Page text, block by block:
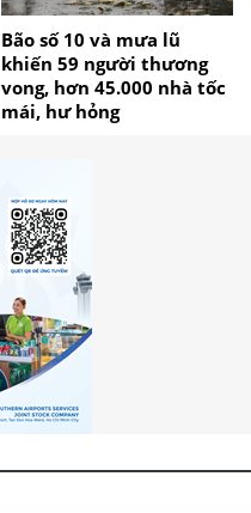
Bão số 10 và mưa lũ
khiến 59 người thương
vong, hơn 45.000 nhà tốc
mái, hư hỏng